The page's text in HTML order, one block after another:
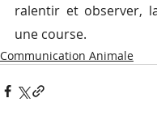
ralentir et observer,
une course.
Communication Animale